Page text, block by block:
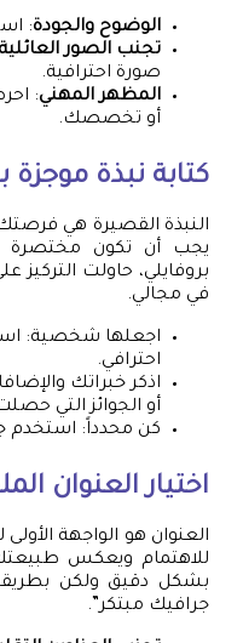
الوضوح والجودة:
تجنب الصور
صورة احترافية.
المظهر المهني:
أو تخصصك.
كتابة نبذة
النبذة القصيرة هي
يجب أن تكون مختصرة
بروفايلي، حاولت التركيز
في مجالي.
اجعلها شخصية:
احترافي.
اذكر خبراتك
أو الجوائز التي
كن محدداً:
اختيار العنوان
العنوان هو الواجهة الأولى
للاهتمام ويعكس
بشكل دقيق ولكن
جرافيك مبتكر”.